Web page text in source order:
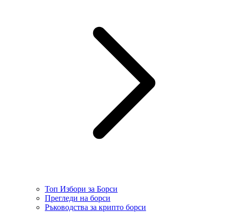
Топ Избори за Борси
Прегледи на борси
Ръководства за крипто борси